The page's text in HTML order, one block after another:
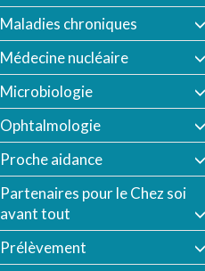
Maladies chroniques
Médecine nucléaire
Microbiologie
Ophtalmologie
Proche aidance
Partenaires pour le Chez soi
avant tout
Prélèvement